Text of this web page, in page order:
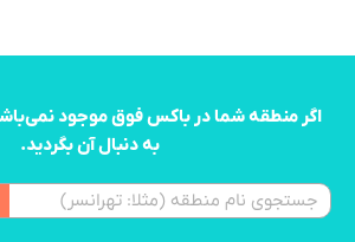
اگر منطقه شما در باکس فوق موجود
به دنبال آن بگردید.